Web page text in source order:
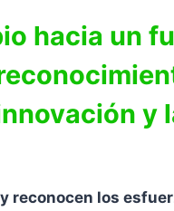
hacia un
y
los